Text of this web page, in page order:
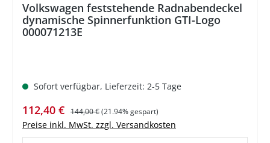
Volkswagen feststehende Radnabendeckel
dynamische Spinnerfunktion GTI-Logo
000071213E
Sofort verfügbar, Lieferzeit: 2-5 Tage
Verkaufspreis:
112,40 € Regulärer Preis:
144,00 €(21.94% gespart)
Preise inkl. MwSt. zzgl. Versandkosten